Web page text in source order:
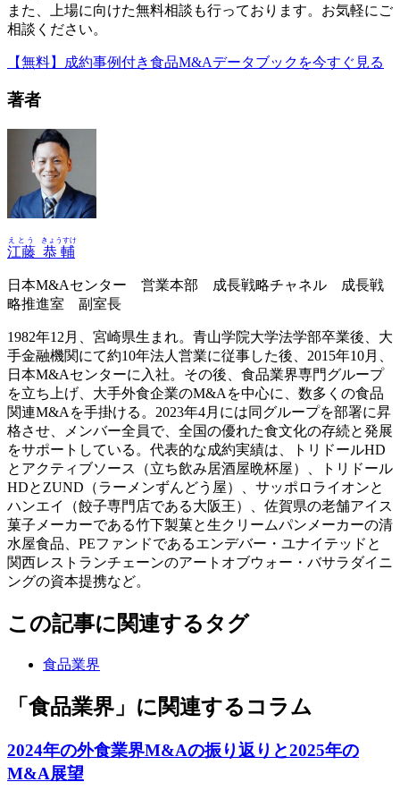
また、上場に向けた無料相談も行っております。お気軽にご
相談ください。
【無料】成約事例付き食品M&Aデータブックを今すぐ見る
著者
江藤
えとう
恭輔
きょうすけ
日本M&Aセンター 営業本部 成長戦略チャネル 成長戦
略推進室 副室長
1982年12月、宮崎県生まれ。青山学院大学法学部卒業後、大
手金融機関にて約10年法人営業に従事した後、2015年10月、
日本M&Aセンターに入社。その後、食品業界専門グループ
を立ち上げ、大手外食企業のM&Aを中心に、数多くの食品
関連M&Aを手掛ける。2023年4月には同グループを部署に昇
格させ、メンバー全員で、全国の優れた食文化の存続と発展
をサポートしている。代表的な成約実績は、トリドールHD
とアクティブソース（立ち飲み居酒屋晩杯屋）、トリドール
HDとZUND（ラーメンずんどう屋）、サッポロライオンと
ハンエイ（餃子専門店である大阪王）、佐賀県の老舗アイス
菓子メーカーである竹下製菓と生クリームパンメーカーの清
水屋食品、PEファンドであるエンデバー・ユナイテッドと
関西レストランチェーンのアートオブウォー・バサラダイニ
ングの資本提携など。
この記事に関連するタグ
食品業界
「食品業界」に関連するコラム
2024年の外食業界M&Aの振り返りと2025年の
M&A展望